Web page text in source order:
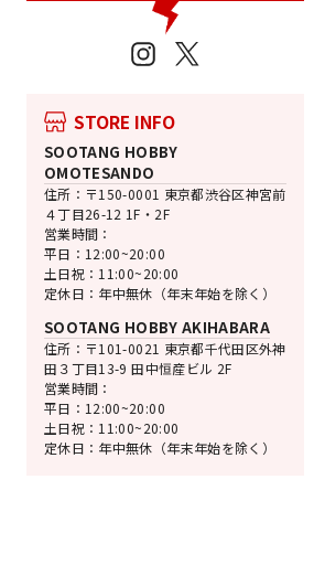
Instagram
STORE INFO
SOOTANG HOBBY
OMOTESANDO
住所：〒150-0001 東京都渋谷区神宮前
４丁目26-12 1F・2F
営業時間：
平日：12:00~20:00
土日祝：11:00~20:00
定休日：年中無休（年末年始を除く）
SOOTANG HOBBY AKIHABARA
住所：〒101-0021 東京都千代田区外神
田３丁目13-9 田中恒産ビル 2F
営業時間：
平日：12:00~20:00
土日祝：11:00~20:00
定休日：年中無休（年末年始を除く）